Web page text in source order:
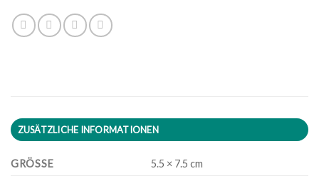
ZUSÄTZLICHE INFORMATIONEN
GRÖSSE 5.5 × 7.5 cm